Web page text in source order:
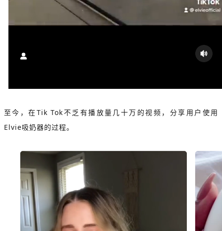
至今，在Tik Tok不乏有播放量几十万的视频，分享用户使用
Elvie吸奶器的过程。